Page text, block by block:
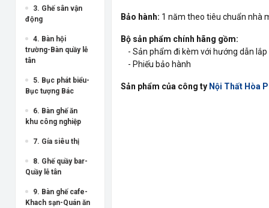
3. Ghế sân vận
động
4. Bàn hội
trường-Bàn quầy lễ
tân
5. Bục phát biểu-
Bục tượng Bác
6. Bàn ghế ăn
khu công nghiệp
7. Gía siêu thị
8. Ghế quầy bar-
Quầy lễ tân
9. Bàn ghế cafe-
Khach sạn-Quán ăn
Bảo hành: 1 năm theo tiêu chuẩn nhà
Bộ sản phẩm chính hãng gồm:
- Sản phẩm đi kèm với hướng dẫn lắp
- Phiếu bảo hành
Sản phẩm của công ty Nội Thất Hòa